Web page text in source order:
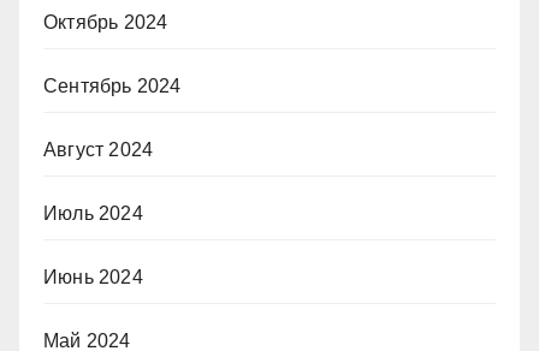
Октябрь 2024
Сентябрь 2024
Август 2024
Июль 2024
Июнь 2024
Май 2024